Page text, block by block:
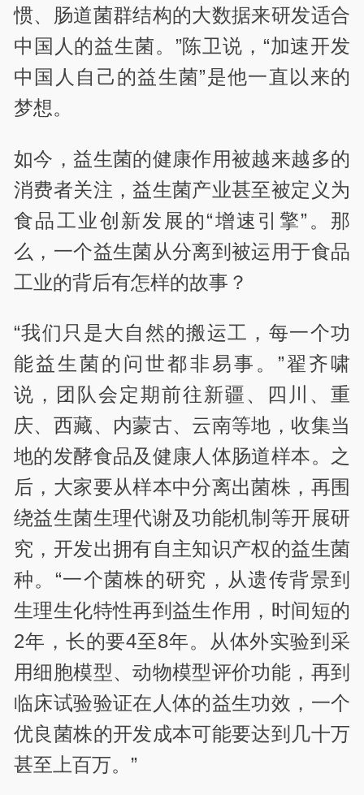
惯、肠道菌群结构的大数据来研发适合
中国人的益生菌。”陈卫说，“加速开发
中国人自己的益生菌”是他一直以来的
梦想。
如今，益生菌的健康作用被越来越多的
消费者关注，益生菌产业甚至被定义为
食品工业创新发展的“增速引擎”。那
么，一个益生菌从分离到被运用于食品
工业的背后有怎样的故事？
“我们只是大自然的搬运工，每一个功
能益生菌的问世都非易事。”翟齐啸
说，团队会定期前往新疆、四川、重
庆、西藏、内蒙古、云南等地，收集当
地的发酵食品及健康人体肠道样本。之
后，大家要从样本中分离出菌株，再围
绕益生菌生理代谢及功能机制等开展研
究，开发出拥有自主知识产权的益生菌
种。“一个菌株的研究，从遗传背景到
生理生化特性再到益生作用，时间短的
2年，长的要4至8年。从体外实验到采
用细胞模型、动物模型评价功能，再到
临床试验验证在人体的益生功效，一个
优良菌株的开发成本可能要达到几十万
甚至上百万。”